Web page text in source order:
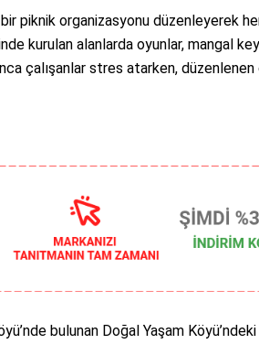
piknik organizasyonu düzenleyerek
kurulan alanlarda oyunlar, mangal
çalışanlar stres atarken,
bulunan Doğal Yaşam